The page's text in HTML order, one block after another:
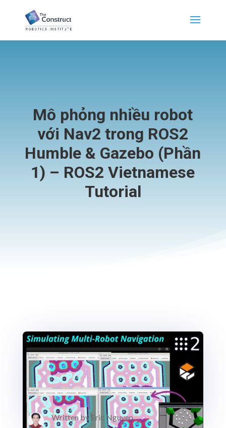
Mô phỏng nhiều robot
với Nav2 trong ROS2
Humble & Gazebo (Phần
1) – ROS2 Vietnamese
Tutorial
Written byEric Nguyen